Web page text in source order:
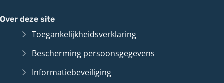
Over deze site
Toegankelijkheidsverklaring
Bescherming persoonsgegevens
Informatiebeveiliging